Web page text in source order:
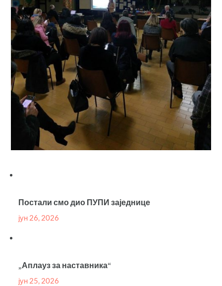
Постали смо дио ПУПИ заједнице
јун 26, 2026
„Аплауз за наставника“
јун 25, 2026